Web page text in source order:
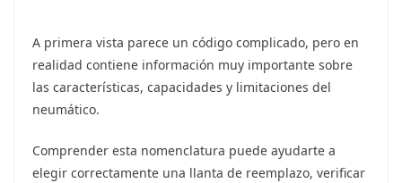
A primera vista parece un código complicado, pero en
realidad contiene información muy importante sobre
las características, capacidades y limitaciones del
neumático.
Comprender esta nomenclatura puede ayudarte a
elegir correctamente una llanta de reemplazo, verificar